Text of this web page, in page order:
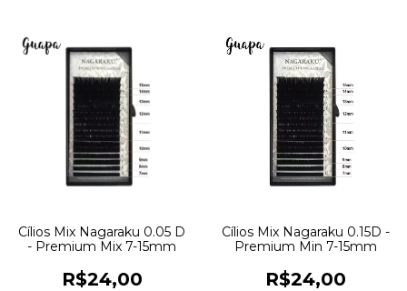
Cílios Mix Nagaraku 0.05 D
- Premium Mix 7-15mm
R$24,00
Cílios Mix Nagaraku 0.15D -
Premium Min 7-15mm
R$24,00